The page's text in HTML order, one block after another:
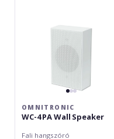
OMNITRONIC
WC-4 PA Wall Speaker
Fali hangszóró